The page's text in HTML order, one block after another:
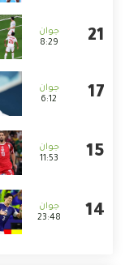
8:29
6:12
11:53
23:48